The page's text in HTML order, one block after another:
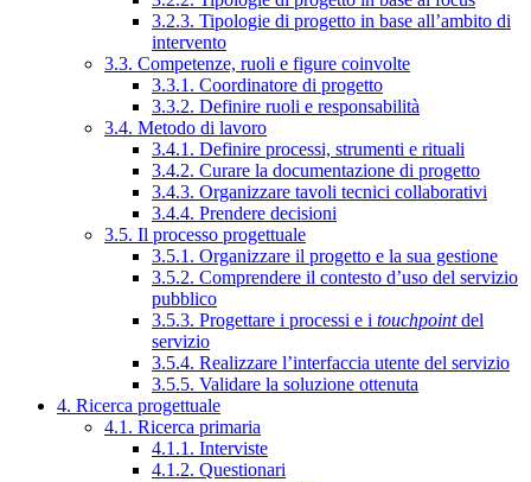
3.2.3. Tipologie di progetto in base all’ambito di
intervento
3.3. Competenze, ruoli e figure coinvolte
3.3.1. Coordinatore di progetto
3.3.2. Definire ruoli e responsabilità
3.4. Metodo di lavoro
3.4.1. Definire processi, strumenti e rituali
3.4.2. Curare la documentazione di progetto
3.4.3. Organizzare tavoli tecnici collaborativi
3.4.4. Prendere decisioni
3.5. Il processo progettuale
3.5.1. Organizzare il progetto e la sua gestione
3.5.2. Comprendere il contesto d’uso del servizio
pubblico
3.5.3. Progettare i processi e i touchpointdel
servizio
3.5.4. Realizzare l’interfaccia utente del servizio
3.5.5. Validare la soluzione ottenuta
4. Ricerca progettuale
4.1. Ricerca primaria
4.1.1. Interviste
4.1.2. Questionari